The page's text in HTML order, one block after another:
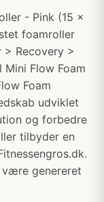
- Pink (15 x
foamroller
> Recovery >
Mini Flow Foam
Foam
udviklet
og forbedre
tilbyder en
være genereret